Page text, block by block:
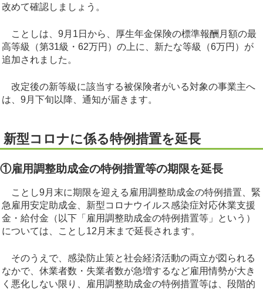
改めて確認しましょう。
ことしは、9月1日から、厚生年金保険の標準報酬月額の最
高等級（第31級・62万円）の上に、新たな等級（6万円）が
追加されました。
改定後の新等級に該当する被保険者がいる対象の事業主へ
は、9月下旬以降、通知が届きます。
新型コロナに係る特例措置を延長
①雇用調整助成金の特例措置等の期限を延長
ことし9月末に期限を迎える雇用調整助成金の特例措置、緊
急雇用安定助成金、新型コロナウイルス感染症対応休業支援
金・給付金（以下「雇用調整助成金の特例措置等」という）
については、ことし12月末まで延長されます。
そのうえで、感染防止策と社会経済活動の両立が図られる
なかで、休業者数・失業者数が急増するなど雇用情勢が大き
く悪化しない限り、雇用調整助成金の特例措置等は、段階的